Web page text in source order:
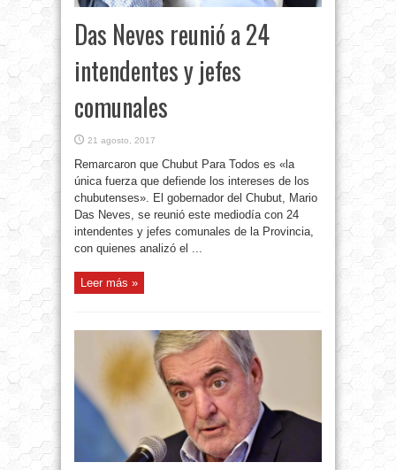
Das Neves reunió a 24
intendentes y jefes
comunales
21 agosto, 2017
Remarcaron que Chubut Para Todos es «la
única fuerza que defiende los intereses de los
chubutenses». El gobernador del Chubut, Mario
Das Neves, se reunió este mediodía con 24
intendentes y jefes comunales de la Provincia,
con quienes analizó el ...
Leer más »